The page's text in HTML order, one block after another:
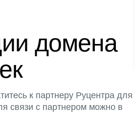
домена
к партнеру Руцентра для
связи с партнером можно в